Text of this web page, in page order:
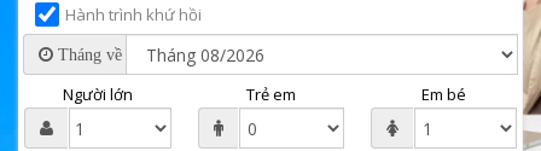
Hành trình khứ hồi
Tháng về
Người lớn Trẻ em Em bé